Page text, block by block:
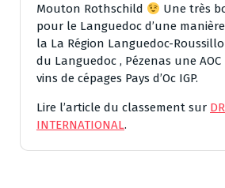
Mouton Rothschild​
Une très
pour le Languedoc d’une
la La Région Languedoc-
du Languedoc​ , Pézenas une
vins de cépages Pays d’Oc IGP​.
Lire l’article du classement sur
INTERNATIONAL.